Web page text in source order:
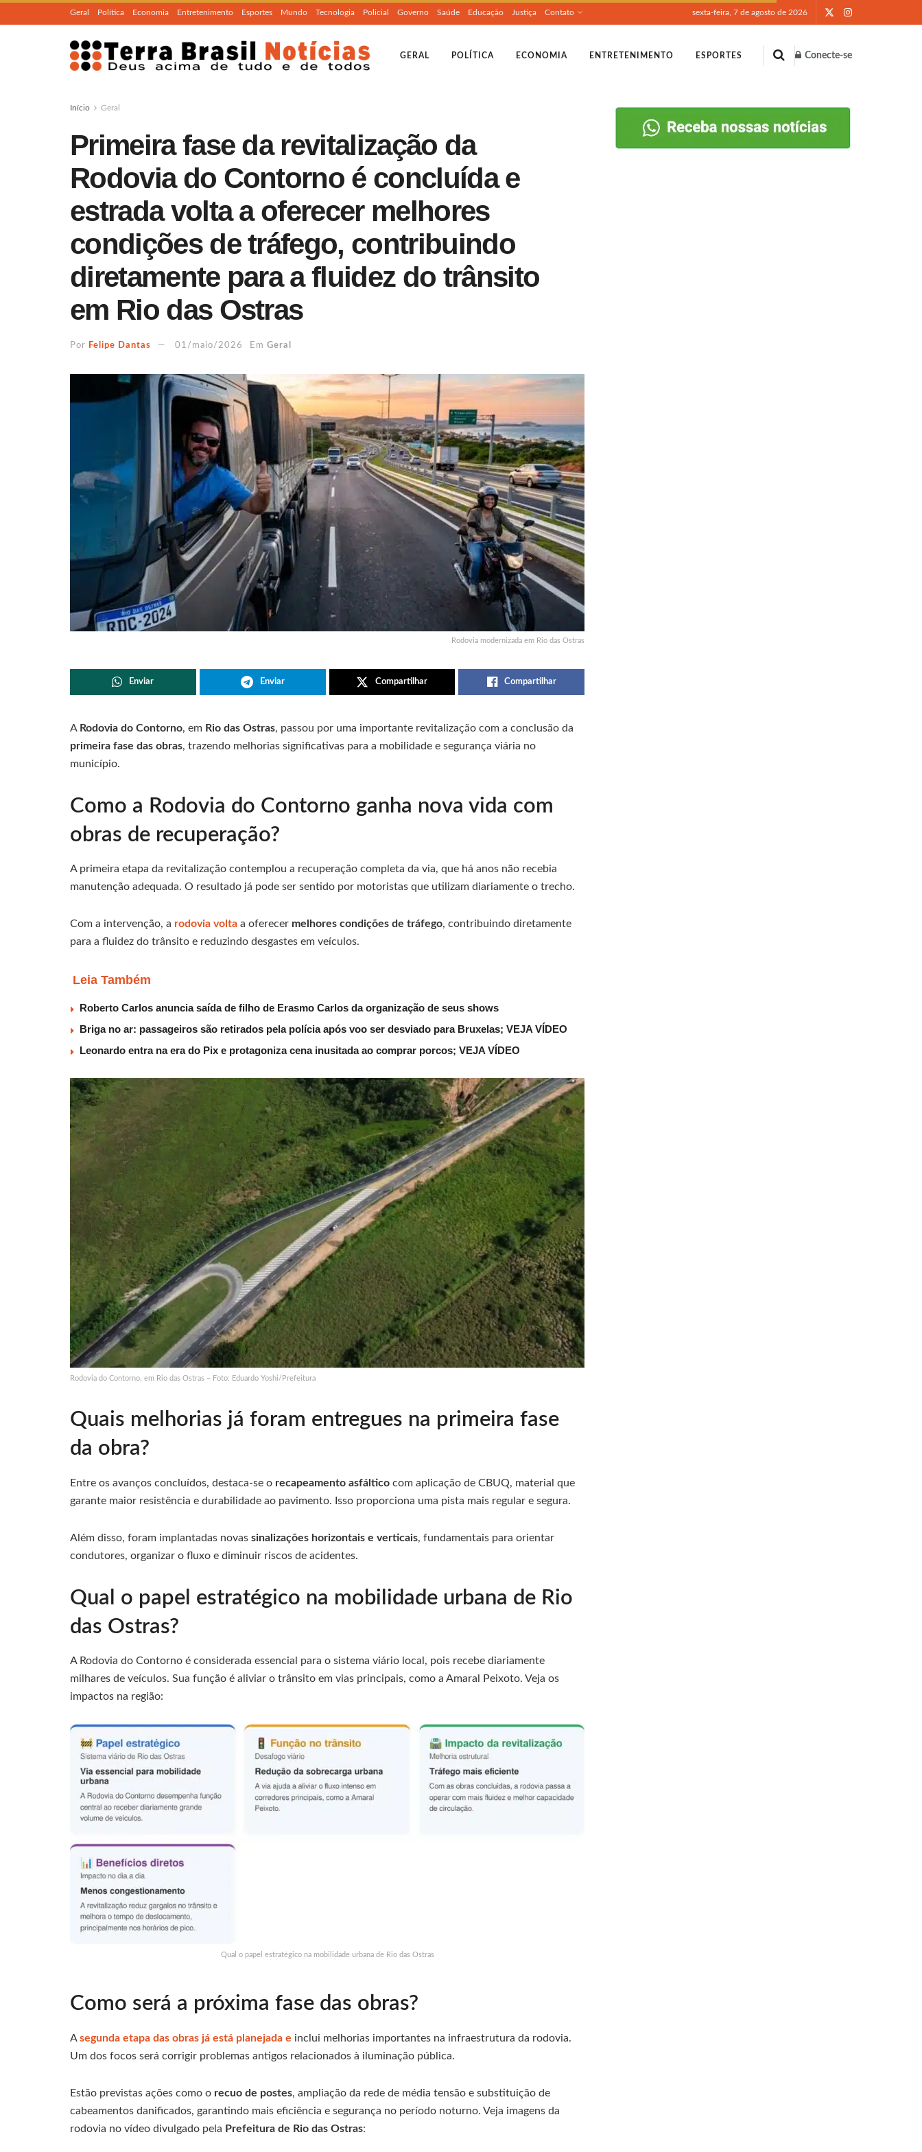
Geral Política Economia Entretenimento Esportes Mundo Tecnologia Policial Governo Saúde Educação Justiça Contato sexta-feira, 7 de agosto de 2026
GERAL POLÍTICA ECONOMIA ENTRETENIMENTO ESPORTES Conecte-se
Início Geral
Primeira fase da revitalização da
Rodovia do Contorno é concluída e
estrada volta a oferecer melhores
condições de tráfego, contribuindo
diretamente para a fluidez do trânsito
em Rio das Ostras
Por Felipe Dantas 01/maio/2026 Em Geral
Rodovia modernizada em Rio das Ostras
Enviar Enviar Compartilhar Compartilhar
A Rodovia do Contorno, em Rio das Ostras, passou por uma importante revitalização com a conclusão da
primeira fase das obras, trazendo melhorias significativas para a mobilidade e segurança viária no
município.
Como a Rodovia do Contorno ganha nova vida com
obras de recuperação?
A primeira etapa da revitalização contemplou a recuperação completa da via, que há anos não recebia
manutenção adequada. O resultado já pode ser sentido por motoristas que utilizam diariamente o trecho.
Com a intervenção, a rodovia volta a oferecer melhores condições de tráfego, contribuindo diretamente
para a fluidez do trânsito e reduzindo desgastes em veículos.
Leia Também
Roberto Carlos anuncia saída de filho de Erasmo Carlos da organização de seus shows
Briga no ar: passageiros são retirados pela polícia após voo ser desviado para Bruxelas; VEJA VÍDEO
Leonardo entra na era do Pix e protagoniza cena inusitada ao comprar porcos; VEJA VÍDEO
Rodovia do Contorno, em Rio das Ostras – Foto: Eduardo Yoshi/Prefeitura
Quais melhorias já foram entregues na primeira fase
da obra?
Entre os avanços concluídos, destaca-se o recapeamento asfáltico com aplicação de CBUQ, material que
garante maior resistência e durabilidade ao pavimento. Isso proporciona uma pista mais regular e segura.
Além disso, foram implantadas novas sinalizações horizontais e verticais, fundamentais para orientar
condutores, organizar o fluxo e diminuir riscos de acidentes.
Qual o papel estratégico na mobilidade urbana de Rio
das Ostras?
A Rodovia do Contorno é considerada essencial para o sistema viário local, pois recebe diariamente
milhares de veículos. Sua função é aliviar o trânsito em vias principais, como a Amaral Peixoto. Veja os
impactos na região:
Qual o papel estratégico na mobilidade urbana de Rio das Ostras
Como será a próxima fase das obras?
Asegunda etapa das obras já está planejada e inclui melhorias importantes na infraestrutura da rodovia.
Um dos focos será corrigir problemas antigos relacionados à iluminação pública.
Estão previstas ações como o recuo de postes, ampliação da rede de média tensão e substituição de
cabeamentos danificados, garantindo mais eficiência e segurança no período noturno. Veja imagens da
rodovia no vídeo divulgado pela Prefeitura de Rio das Ostras: